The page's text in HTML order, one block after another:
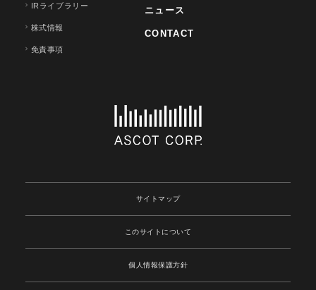
IRライブラリー
株式情報
免責事項
ニュース
CONTACT
サイトマップ
このサイトについて
個人情報保護方針